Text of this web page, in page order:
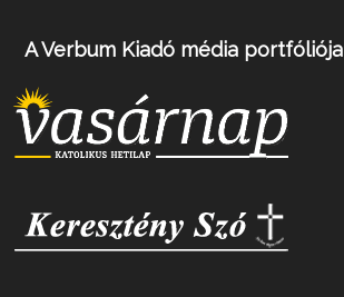
A Verbum Kiadó média portfóliója